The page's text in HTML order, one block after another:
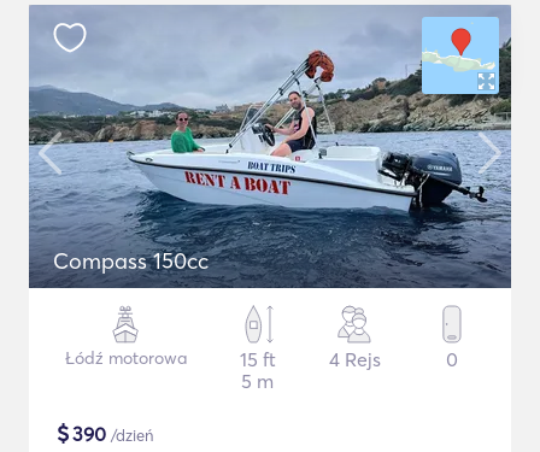
Compass 150cc
Łódź motorowa
15 ft
5 m
4 Rejs 0
$390 /dzień